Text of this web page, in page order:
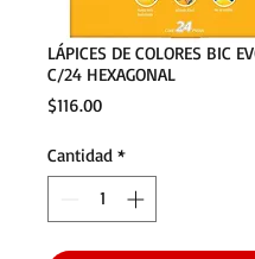
LÁPICES DE COLORES BIC
C/24 HEXAGONAL
$116.00Precio
Cantidad *